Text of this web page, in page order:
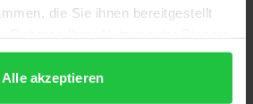
die Sie ihnen bereitgestellt
Alle akzeptieren
Funktion zu
von Modellen der